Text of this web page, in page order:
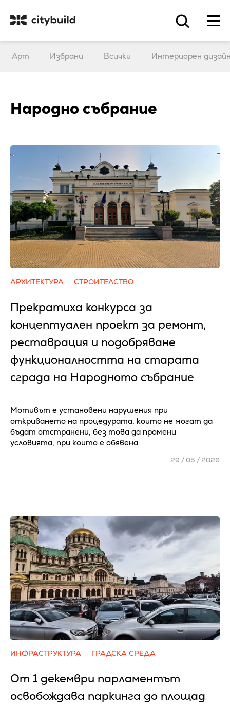
Арт Избрани Всички Интериорен
Народно събрание
АРХИТЕКТУРА СТРОИТЕЛСТВО
Прекратиха конкурса за
концептуален проект за ремонт,
реставрация и подобряване
функционалността на старата
сграда на Народното събрание
Мотивът е установени нарушения при
откриването на процедурата, които не могат да
бъдат отстранени, без това да промени
условията, при които е обявена
29 / 05 / 2026
ИНФРАСТРУКТУРА ГРАДСКА СРЕДА
От 1 декември парламентът
освобождава паркинга до площад